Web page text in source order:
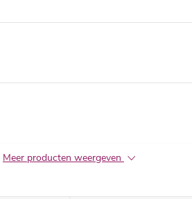
Meer producten weergeven